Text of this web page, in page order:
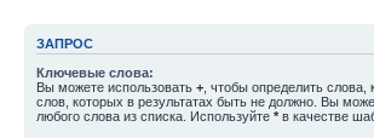
ЗАПРОС
Ключевые слова:
Вы можете использовать + , чтобы определить
слов, которых в результатах быть не должно. Вы
любого слова из списка. Используйте * в качестве